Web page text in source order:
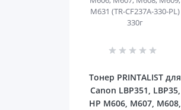
Тонер PRINTALIST для
Canon LBP351, LBP35,
HP M606, M607, M608,